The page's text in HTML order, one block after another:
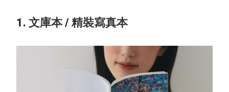
1. 文庫本 / 精裝寫真本